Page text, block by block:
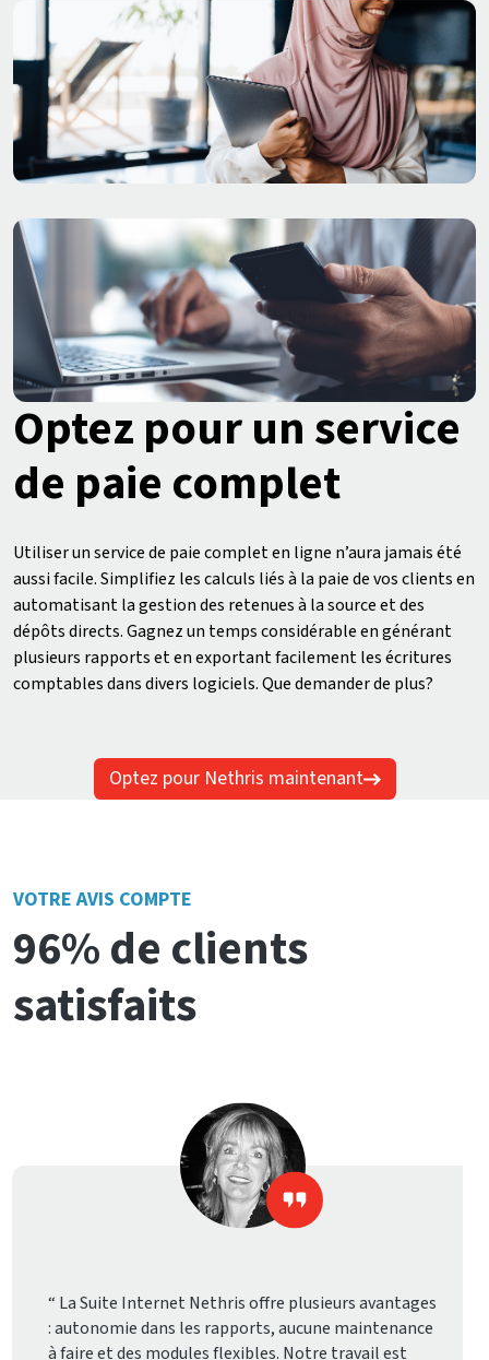
Optez pour un service
de paie complet
Utiliser un service de paie complet en ligne n’aura jamais été
aussi facile. Simplifiez les calculs liés à la paie de vos clients en
automatisant la gestion des retenues à la source et des
dépôts directs. Gagnez un temps considérable en générant
plusieurs rapports et en exportant facilement les écritures
comptables dans divers logiciels. Que demander de plus?
Optez pour Nethris maintenant
VOTRE AVIS COMPTE
96% de clients
satisfaits
La Suite Internet Nethris offre plusieurs avantages
: autonomie dans les rapports, aucune maintenance
à faire et des modules flexibles. Notre travail est